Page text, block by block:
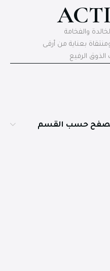
والفخامة
بعناية من أرقى
الرفيع
حسب القسم